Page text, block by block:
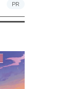
PR